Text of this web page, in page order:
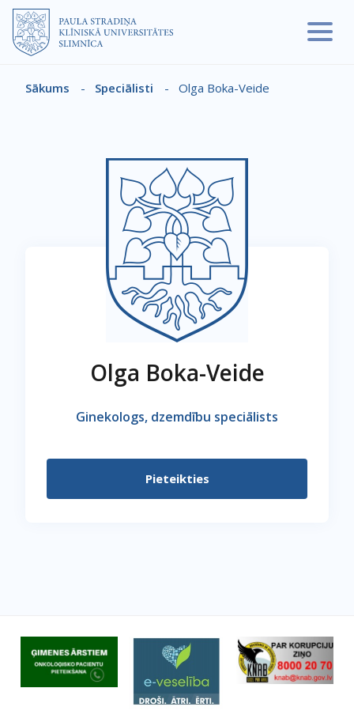
Pārlekt uz galveno saturu
Atpakaļceļš
Sākums - Speciālisti - Olga Boka-Veide
Olga Boka-Veide
Ginekologs, dzemdību speciālists
Pieteikties